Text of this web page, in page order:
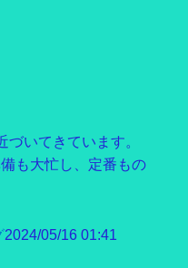
づいてきています。
も大忙し、定番もの
2024/05/16 01:41